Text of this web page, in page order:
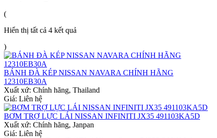
(
Hiển thị tất cả 4 kết quả
)
BÁNH ĐÀ KÉP NISSAN NAVARA CHÍNH HÃNG
12310EB30A
Xuất xứ: Chính hãng, Thailand
Giá: Liên hệ
BƠM TRỢ LỰC LÁI NISSAN INFINITI JX35 491103KA5D
Xuất xứ: Chính hãng, Janpan
Giá: Liên hệ